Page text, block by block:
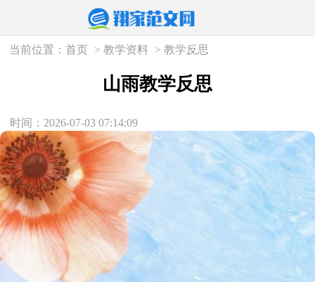
当前位置：首页 >教学资料 >教学反思
山雨教学反思
时间：2026-07-03 07:14:09